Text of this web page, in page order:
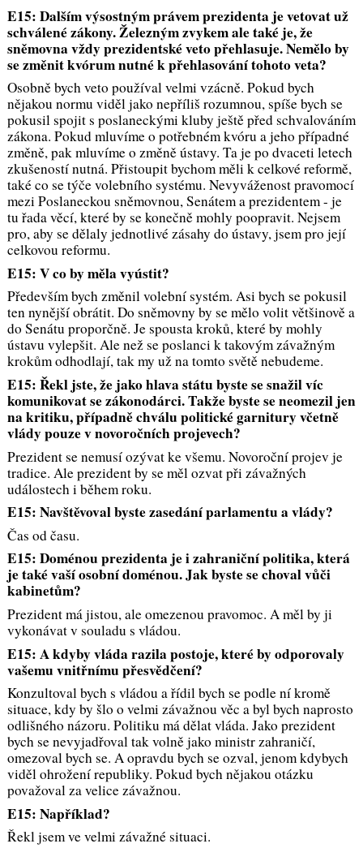
E15: Dalším výsostným právem prezidenta je vetovat už
schválené zákony. Železným zvykem ale také je, že
sněmovna vždy prezidentské veto přehlasuje. Nemělo by
se změnit kvórum nutné k přehlasování tohoto veta?
Osobně bych veto používal velmi vzácně. Pokud bych
nějakou normu viděl jako nepříliš rozumnou, spíše bych se
pokusil spojit s poslaneckými kluby ještě před schvalováním
zákona. Pokud mluvíme o potřebném kvóru a jeho případné
změně, pak mluvíme o změně ústavy. Ta je po dvaceti letech
zkušeností nutná. Přistoupit bychom měli k celkové reformě,
také co se týče volebního systému. Nevyváženost pravomocí
mezi Poslaneckou sněmovnou, Senátem a prezidentem - je
tu řada věcí, které by se konečně mohly poopravit. Nejsem
pro, aby se dělaly jednotlivé zásahy do ústavy, jsem pro její
celkovou reformu.
E15: V co by měla vyústit?
Především bych změnil volební systém. Asi bych se pokusil
ten nynější obrátit. Do sněmovny by se mělo volit většinově a
do Senátu proporčně. Je spousta kroků, které by mohly
ústavu vylepšit. Ale než se poslanci k takovým závažným
krokům odhodlají, tak my už na tomto světě nebudeme.
E15: Řekl jste, že jako hlava státu byste se snažil víc
komunikovat se zákonodárci. Takže byste se neomezil jen
na kritiku, případně chválu politické garnitury včetně
vlády pouze v novoročních projevech?
Prezident se nemusí ozývat ke všemu. Novoroční projev je
tradice. Ale prezident by se měl ozvat při závažných
událostech i během roku.
E15: Navštěvoval byste zasedání parlamentu a vlády?
Čas od času.
E15: Doménou prezidenta je i zahraniční politika, která
je také vaší osobní doménou. Jak byste se choval vůči
kabinetům?
Prezident má jistou, ale omezenou pravomoc. A měl by ji
vykonávat v souladu s vládou.
E15: A kdyby vláda razila postoje, které by odporovaly
vašemu vnitřnímu přesvědčení?
Konzultoval bych s vládou a řídil bych se podle ní kromě
situace, kdy by šlo o velmi závažnou věc a byl bych naprosto
odlišného názoru. Politiku má dělat vláda. Jako prezident
bych se nevyjadřoval tak volně jako ministr zahraničí,
omezoval bych se. A opravdu bych se ozval, jenom kdybych
viděl ohrožení republiky. Pokud bych nějakou otázku
považoval za velice závažnou.
E15: Například?
Řekl jsem ve velmi závažné situaci.